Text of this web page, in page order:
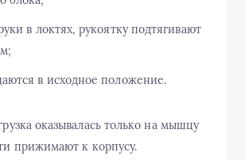
в локтях, рукоятку подтягивают
в исходное положение.
оказывалась только на мышцу
прижимают к корпусу.